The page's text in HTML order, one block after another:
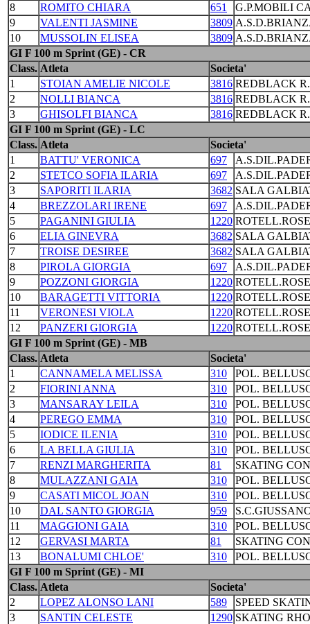
8
ROMITO CHIARA 651
G.P.MOBILI
9
VALENTI JASMINE 3809
10
MUSSOLIN ELISEA 3809
GI F 100 m Sprint (GE) - CR
Class. Atleta
Societa'
1
STOIAN AMELIE NICOLE 3816 REDBLACK
2
NOLLI BIANCA 3816 REDBLACK
3
GHISOLFI BIANCA 3816 REDBLACK
GI F 100 m Sprint (GE) - LC
Class. Atleta
Societa'
1
BATTU' VERONICA 697
2
STETCO SOFIA ILARIA 697
3
SAPORITI ILARIA 3682 SALA
4
BREZZOLARI IRENE 697
5
PAGANINI GIULIA 1220
6
ELIA GINEVRA 3682 SALA
7
TROISE DESIREE 3682 SALA
8
PIROLA GIORGIA 697
9
POZZONI GIORGIA 1220
10
BARAGETTI VITTORIA 1220
11
VERONESI VIOLA 1220
12
PANZERI GIORGIA 1220
GI F 100 m Sprint (GE) - MB
Class. Atleta
Societa'
1
CANNAMELA MELISSA 310
POL.
2
FIORINI ANNA 310
POL.
3
MANSARAY LEILA 310
POL.
4
PEREGO EMMA 310
POL.
5
IODICE ILENIA 310
POL.
6
LA BELLA GIULIA 310
POL.
7
RENZI MARGHERITA 81
SKATING
8
MULAZZANI GAIA 310
POL.
9
CASATI MICOL JOAN 310
POL.
10
DAL SANTO GIORGIA 959
11
MAGGIONI GAIA 310
POL.
12
GERVASI MARTA 81
SKATING
13
BONALUMI CHLOE' 310
POL.
GI F 100 m Sprint (GE) - MI
Class. Atleta
Societa'
2
LOPEZ ALONSO LANI 589
SPEED
3
SANTIN CELESTE 1290 SKATING RHO